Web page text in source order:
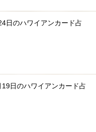
日のハワイアンカード占
日のハワイアンカード占